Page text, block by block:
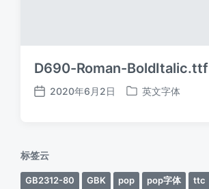
D690-Roman-BoldItalic.ttf
发
2020年6月2日
发
英文字体
标签云
GB2312-80 GBK pop pop字体 ttc